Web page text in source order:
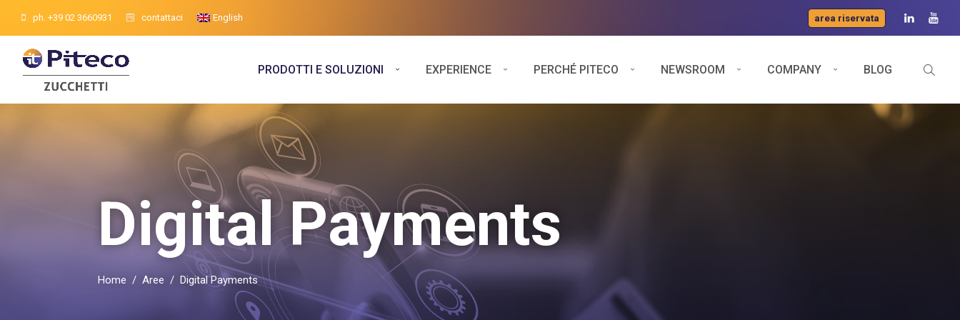
ph. +39 02 3660931 contattaci English area riservata
PRODOTTI E SOLUZIONI EXPERIENCE PERCHÉ PITECO NEWSROOM COMPANY BLOG
Digital Payments
Home / Aree / Digital Payments